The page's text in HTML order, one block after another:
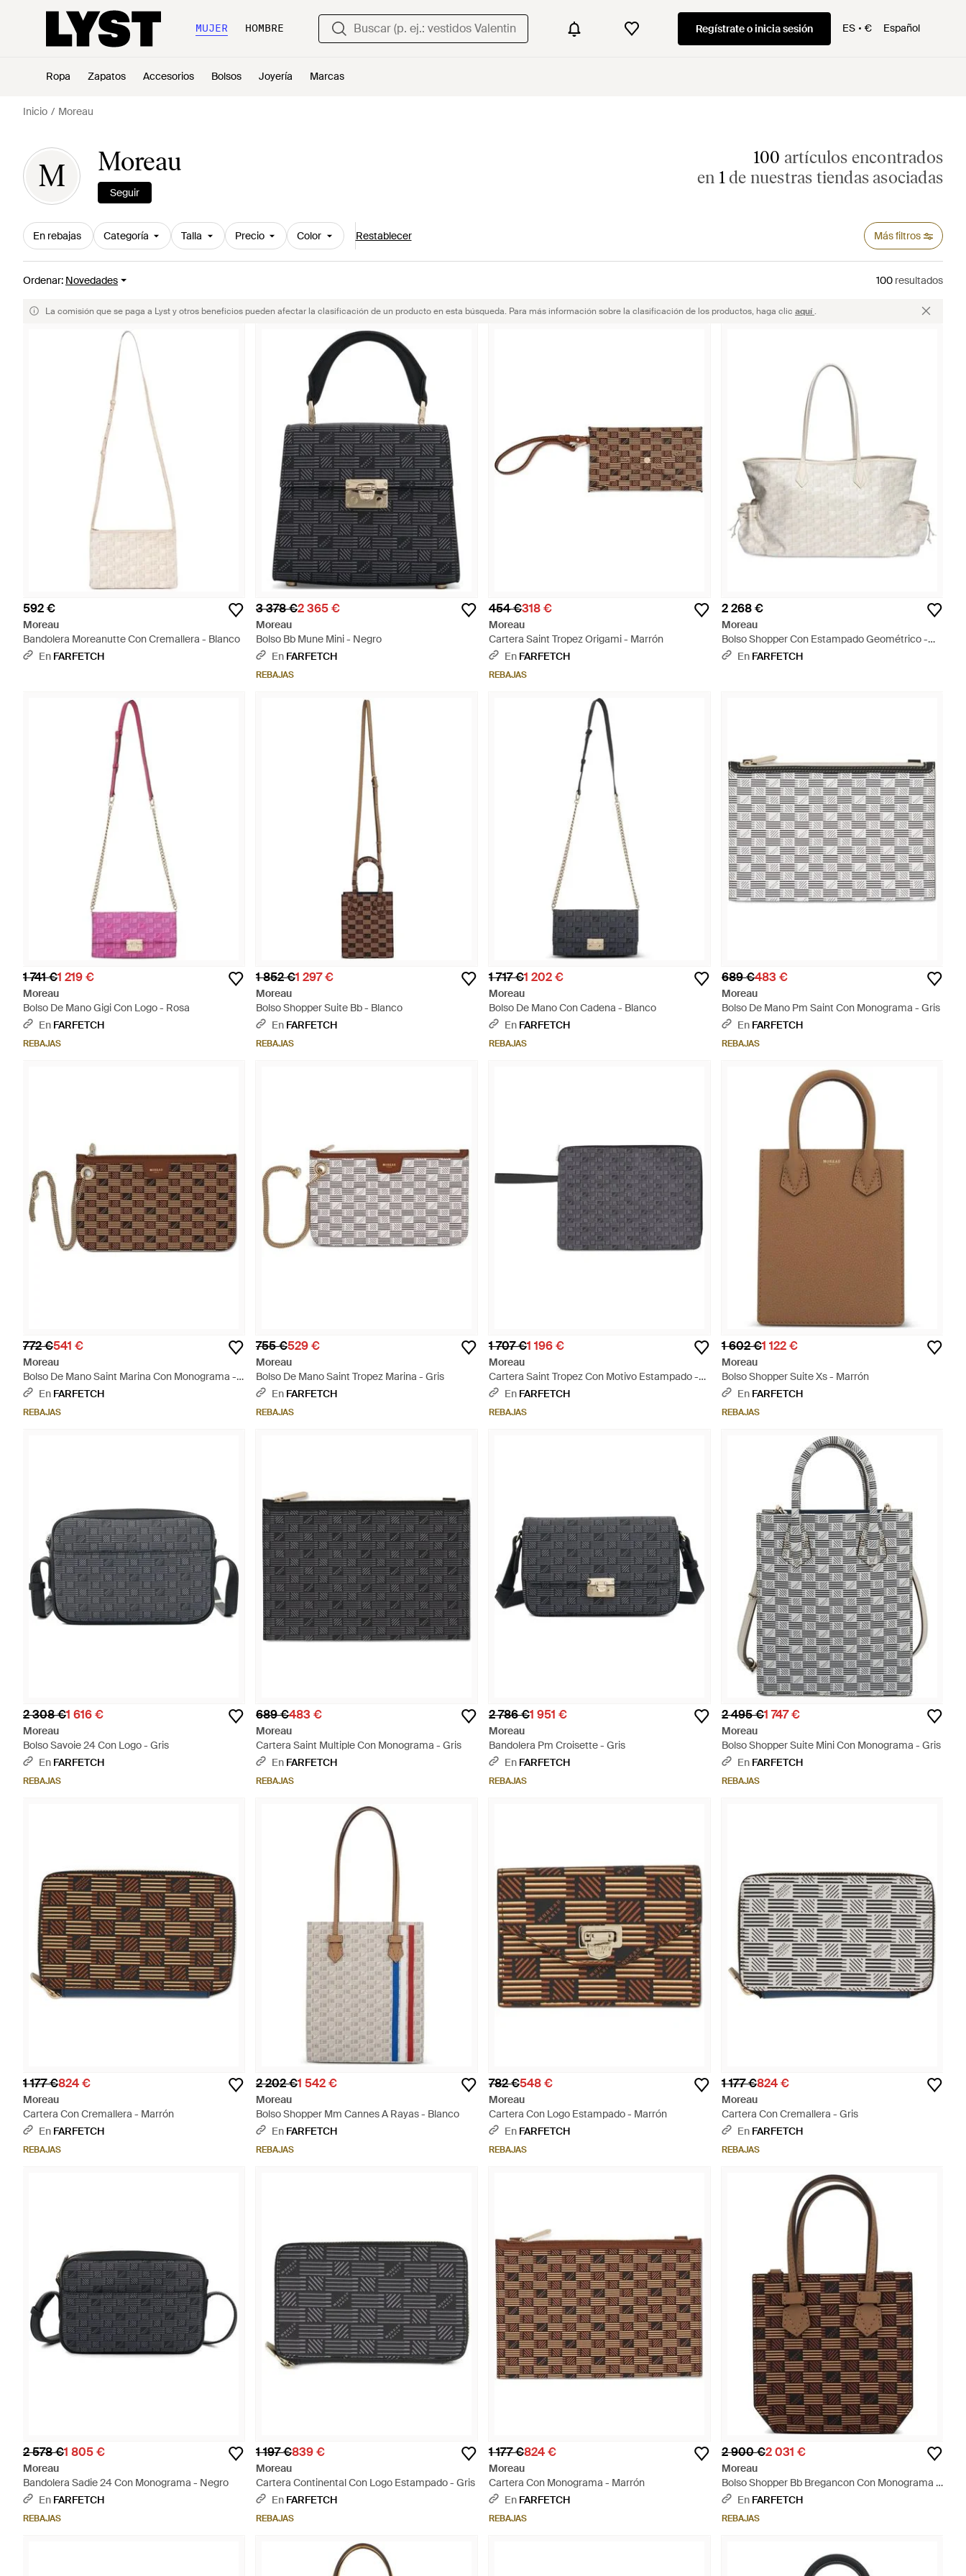
MUJER HOMBRE Regístrate o inicia sesión ES € Español
Ropa Zapatos Accesorios Bolsos Joyería Marcas
Inicio Moreau
M Moreau
Seguir
100 artículos encontrados
en 1 de nuestras tiendas asociadas
En rebajas Categoría Talla Precio Color Restablecer Más filtros
Ordenar: Novedades 100 resultados
La comisión que se paga a Lyst y otros beneficios pueden afectar la clasificación de un producto en esta búsqueda. Para más información sobre la clasificación de los productos, haga clic aquí.
592 €
Moreau
Bandolera Moreanutte Con Cremallera - Blanco
En FARFETCH
3 378 €2 365 €
Moreau
Bolso Bb Mune Mini - Negro
En FARFETCH
REBAJAS
454 €318 €
Moreau
Cartera Saint Tropez Origami - Marrón
En FARFETCH
REBAJAS
2 268 €
Moreau
Bolso Shopper Con Estampado Geométrico -
Neutro
En FARFETCH
1 741 €1 219 €
Moreau
Bolso De Mano Gigi Con Logo - Rosa
En FARFETCH
REBAJAS
1 852 €1 297 €
Moreau
Bolso Shopper Suite Bb - Blanco
En FARFETCH
REBAJAS
1 717 €1 202 €
Moreau
Bolso De Mano Con Cadena - Blanco
En FARFETCH
REBAJAS
689 €483 €
Moreau
Bolso De Mano Pm Saint Con Monograma - Gris
En FARFETCH
REBAJAS
772 €541 €
Moreau
Bolso De Mano Saint Marina Con Monograma -
Marrón
En FARFETCH
REBAJAS
755 €529 €
Moreau
Bolso De Mano Saint Tropez Marina - Gris
En FARFETCH
REBAJAS
1 707 €1 196 €
Moreau
Cartera Saint Tropez Con Motivo Estampado -
GrisEn FARFETCH
REBAJAS
1 602 €1 122 €
Moreau
Bolso Shopper Suite Xs - Marrón
En FARFETCH
REBAJAS
2 308 €1 616 €
Moreau
Bolso Savoie 24 Con Logo - Gris
En FARFETCH
REBAJAS
689 €483 €
Moreau
Cartera Saint Multiple Con Monograma - Gris
En FARFETCH
REBAJAS
2 786 €1 951 €
Moreau
Bandolera Pm Croisette - Gris
En FARFETCH
REBAJAS
2 495 €1 747 €
Moreau
Bolso Shopper Suite Mini Con Monograma - Gris
En FARFETCH
REBAJAS
1 177 €824 €
Moreau
Cartera Con Cremallera - Marrón
En FARFETCH
REBAJAS
2 202 €1 542 €
Moreau
Bolso Shopper Mm Cannes A Rayas - Blanco
En FARFETCH
REBAJAS
782 €548 €
Moreau
Cartera Con Logo Estampado - Marrón
En FARFETCH
REBAJAS
1 177 €824 €
Moreau
Cartera Con Cremallera - Gris
En FARFETCH
REBAJAS
2 578 €1 805 €
Moreau
Bandolera Sadie 24 Con Monograma - Negro
En FARFETCH
REBAJAS
1 197 €839 €
Moreau
Cartera Continental Con Logo Estampado - Gris
En FARFETCH
REBAJAS
1 177 €824 €
Moreau
Cartera Con Monograma - Marrón
En FARFETCH
REBAJAS
2 900 €2 031 €
Moreau
Bolso Shopper Bb Bregancon Con Monograma -
Marrón
En FARFETCH
REBAJAS